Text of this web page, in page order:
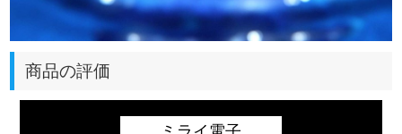
商品の評価